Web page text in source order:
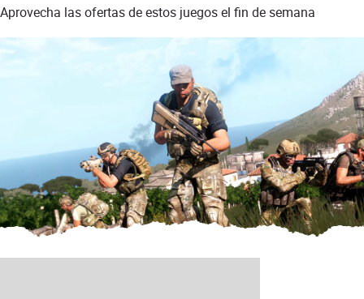
Aprovecha las ofertas de estos juegos el fin de semana